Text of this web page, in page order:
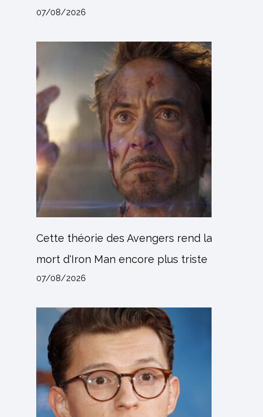
07/08/2026
Cette théorie des Avengers rend la
mort d'Iron Man encore plus triste
07/08/2026